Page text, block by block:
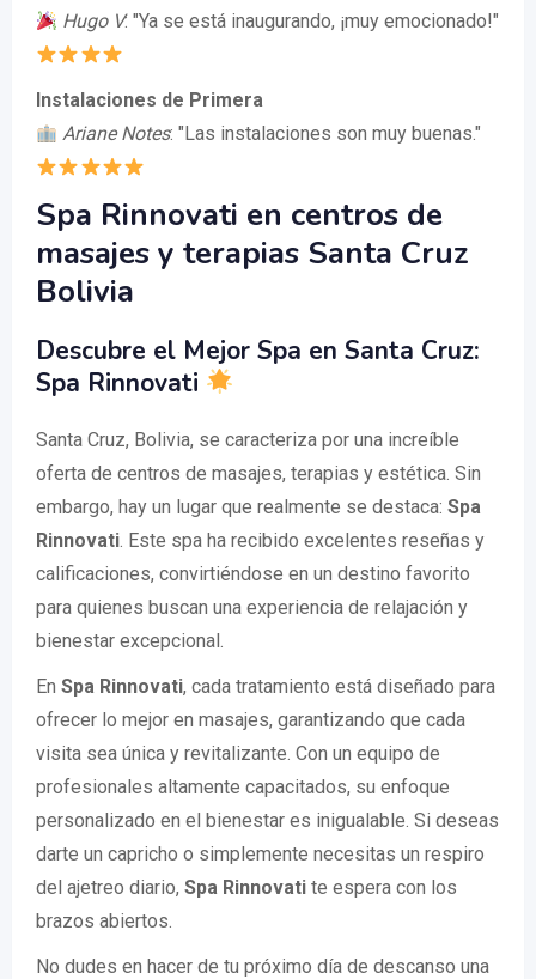
Hugo V: "Ya se está inaugurando, ¡muy emocionado!"
Instalaciones de Primera
Ariane Notes: "Las instalaciones son muy buenas."
Spa Rinnovati en centros de
masajes y terapias Santa Cruz
Bolivia
Descubre el Mejor Spa en Santa Cruz:
Spa Rinnovati
Santa Cruz, Bolivia, se caracteriza por una increíble
oferta de centros de masajes, terapias y estética. Sin
embargo, hay un lugar que realmente se destaca: Spa
Rinnovati. Este spa ha recibido excelentes reseñas y
calificaciones, convirtiéndose en un destino favorito
para quienes buscan una experiencia de relajación y
bienestar excepcional.
En Spa Rinnovati, cada tratamiento está diseñado para
ofrecer lo mejor en masajes, garantizando que cada
visita sea única y revitalizante. Con un equipo de
profesionales altamente capacitados, su enfoque
personalizado en el bienestar es inigualable. Si deseas
darte un capricho o simplemente necesitas un respiro
del ajetreo diario, Spa Rinnovati te espera con los
brazos abiertos.
No dudes en hacer de tu próximo día de descanso una